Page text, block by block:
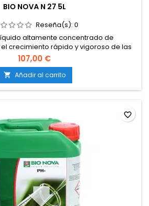
BIO NOVA N 27 5L
Reseña(s): 0
altamente concentrado de
crecimiento rápido y vigoroso de las
deficiencias de nitrógeno de forma
la síntesis de clorofila y
con tierra, coco e hidroponía.
107,00 €
 Añadir al carrito
favorite_border